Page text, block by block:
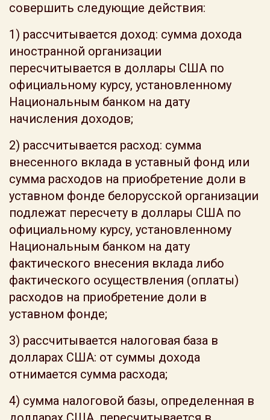
совершить следующие действия:
1) рассчитывается доход: сумма дохода
иностранной организации
пересчитывается в доллары США по
официальному курсу, установленному
Национальным банком на дату
начисления доходов;
2) рассчитывается расход: сумма
внесенного вклада в уставный фонд или
сумма расходов на приобретение доли в
уставном фонде белорусской организации
подлежат пересчету в доллары США по
официальному курсу, установленному
Национальным банком на дату
фактического внесения вклада либо
фактического осуществления (оплаты)
расходов на приобретение доли в
уставном фонде;
3) рассчитывается налоговая база в
долларах США: от суммы дохода
отнимается сумма расхода;
4) сумма налоговой базы, определенная в